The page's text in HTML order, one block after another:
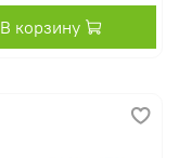
В корзину